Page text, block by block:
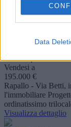
Data
Residenziale
Appartamento
di 80 mq ca.
Vendesi a
195.000 €
Rapallo - Via Betti,
l'immobiliare
ordinatissimo
Visualizza dettaglio